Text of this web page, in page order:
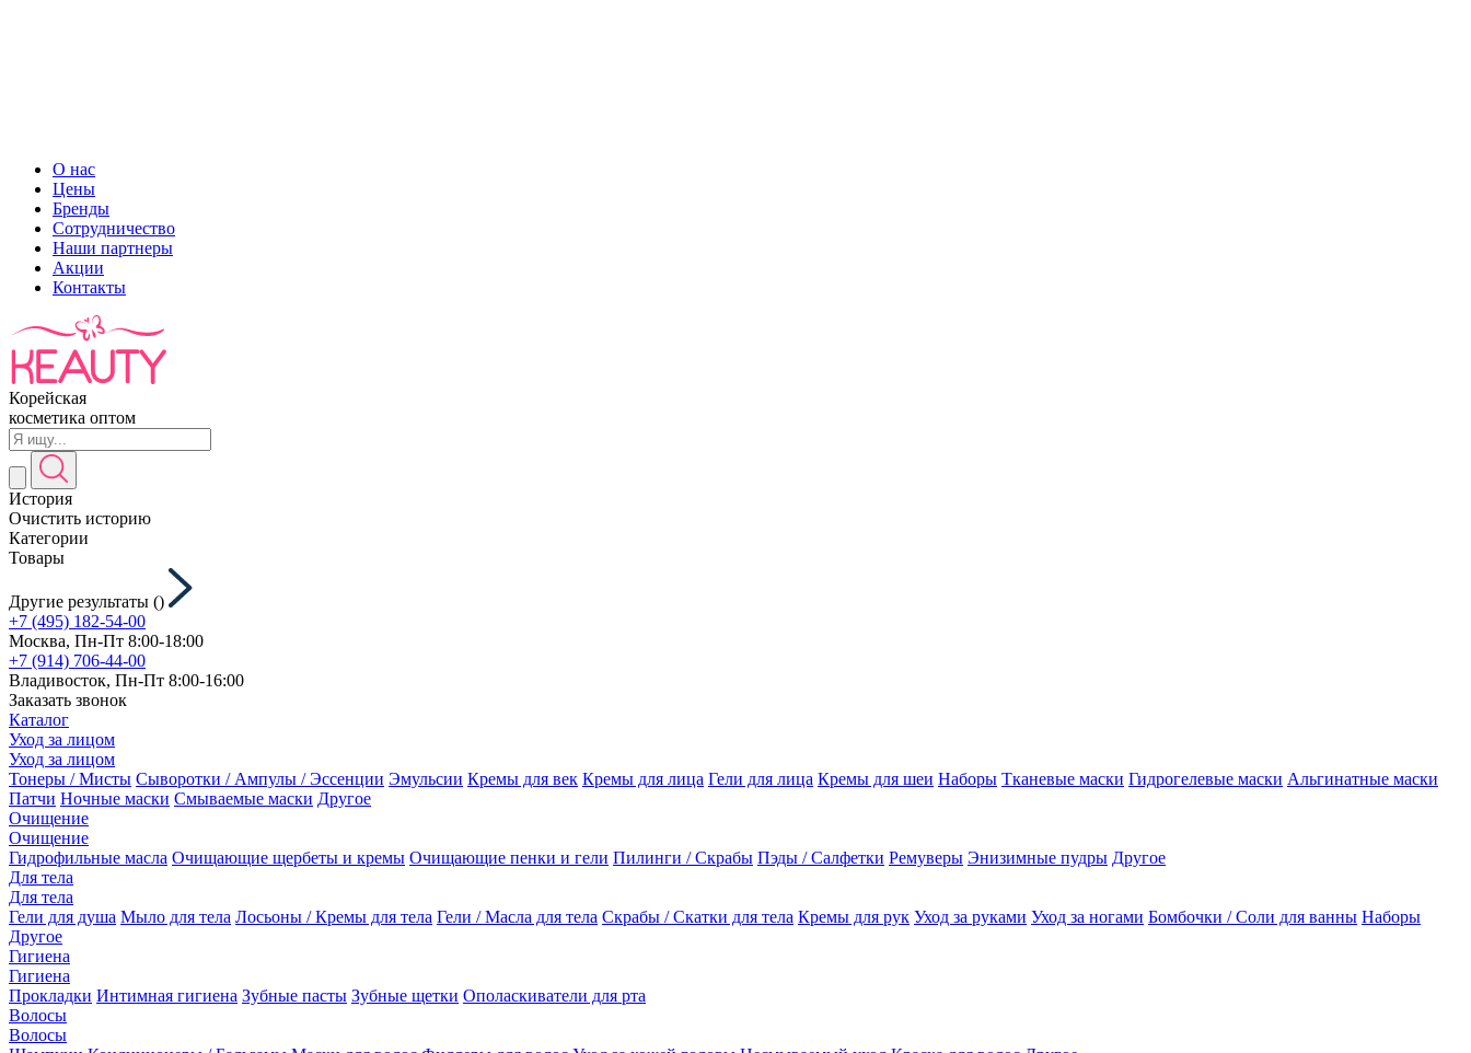
О нас
Цены
Бренды
Сотрудничество
Наши партнеры
Акции
Контакты
Корейская
косметика оптом
История
Очистить историю
Категории
Товары
Другие результаты ()
+7 (495) 182-54-00
Москва, Пн-Пт 8:00-18:00
+7 (914) 706-44-00
Владивосток, Пн-Пт 8:00-16:00
Заказать звонок
Каталог
Уход за лицом
Уход за лицом
Тонеры / Мисты Сыворотки / Ампулы / Эссенции Эмульсии Кремы для век Кремы для лица Гели для лица Кремы для шеи Наборы Тканевые маски Гидрогелевые маски Альгинатные маски
Патчи Ночные маски Смываемые маски Другое
Очищение
Очищение
Гидрофильные масла Очищающие щербеты и кремы Очищающие пенки и гели Пилинги / Скрабы Пэды / Салфетки Ремуверы Энизимные пудры Другое
Для тела
Для тела
Гели для душа Мыло для тела Лосьоны / Кремы для тела Гели / Масла для тела Скрабы / Скатки для тела Кремы для рук Уход за руками Уход за ногами Бомбочки / Соли для ванны Наборы
Другое
Гигиена
Гигиена
Прокладки Интимная гигиена Зубные пасты Зубные щетки Ополаскиватели для рта
Волосы
Волосы